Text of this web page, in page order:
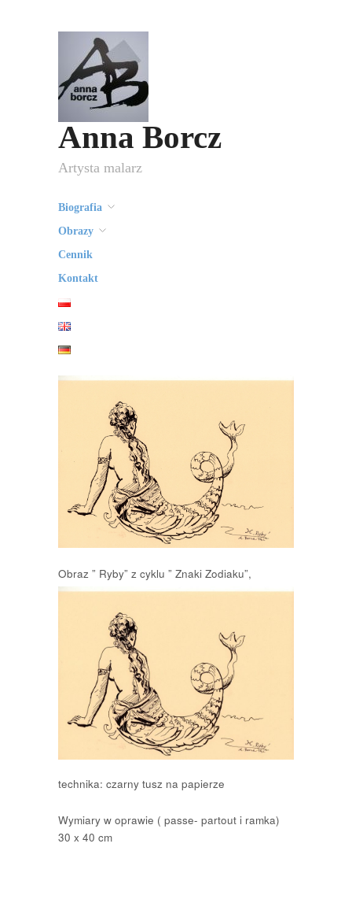
Anna Borcz
Artysta malarz
Biografia
Obrazy
Cennik
Kontakt
Obraz ” Ryby” z cyklu ” Znaki Zodiaku”,
technika: czarny tusz na papierze
Wymiary w oprawie ( passe- partout i ramka)
30 x 40 cm